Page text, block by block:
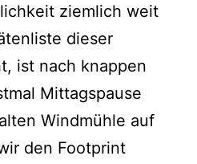
ziemlich weit
dieser
ist nach knappen
Mittagspause
Windmühle auf
den Footprint